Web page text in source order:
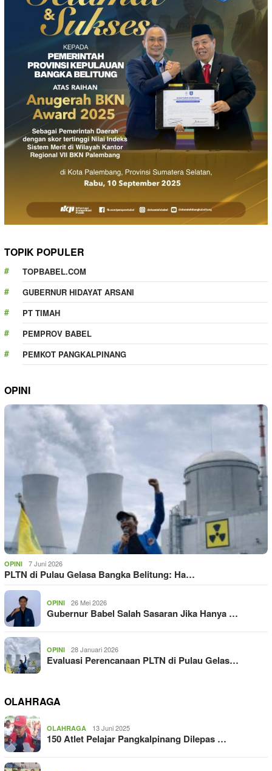
TOPIK POPULER
TOPBABEL.COM
GUBERNUR HIDAYAT ARSANI
PT TIMAH
PEMPROV BABEL
PEMKOT PANGKALPINANG
OPINI
OPINI 7 Juni 2026
PLTN di Pulau Gelasa Bangka Belitung: Ha…
OPINI 26 Mei 2026
Gubernur Babel Salah Sasaran Jika Hanya …
OPINI 28 Januari 2026
Evaluasi Perencanaan PLTN di Pulau Gelas…
OLAHRAGA
OLAHRAGA 13 Juni 2025
150 Atlet Pelajar Pangkalpinang Dilepas …